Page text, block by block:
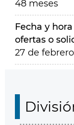
48 meses
Fecha y
ofertas o
27 de